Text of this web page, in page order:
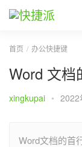
首页 办公快捷键
Word 文档
xingkupai • 2022
Word文档的首